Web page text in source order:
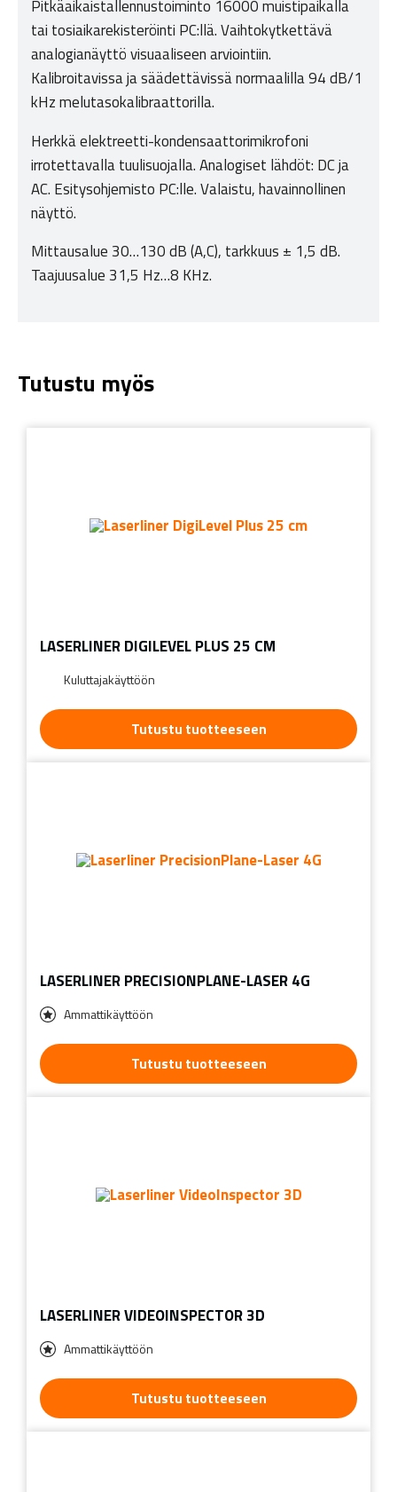
Pitkäaikaistallennustoiminto 16000 muistipaikalla
tai tosiaikarekisteröinti PC:llä. Vaihtokytkettävä
analogianäyttö visuaaliseen arviointiin.
Kalibroitavissa ja säädettävissä normaalilla 94 dB/1
kHz melutasokalibraattorilla.
Herkkä elektreetti-kondensaattorimikrofoni
irrotettavalla tuulisuojalla. Analogiset lähdöt: DC ja
AC. Esitysohjemisto PC:lle. Valaistu, havainnollinen
näyttö.
Mittausalue 30…130 dB (A,C), tarkkuus ± 1,5 dB.
Taajuusalue 31,5 Hz…8 KHz.
Tutustu myös
LASERLINER DIGILEVEL PLUS 25 CM
Kuluttajakäyttöön
Tutustu tuotteeseen
LASERLINER PRECISIONPLANE-LASER 4G
Ammattikäyttöön
Tutustu tuotteeseen
LASERLINER VIDEOINSPECTOR 3D
Ammattikäyttöön
Tutustu tuotteeseen